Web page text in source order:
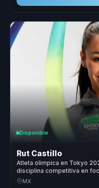
Disponible
Rut Castillo
Atleta olimpica en Tokyo
disciplina competitiva en
para equipos.
MX